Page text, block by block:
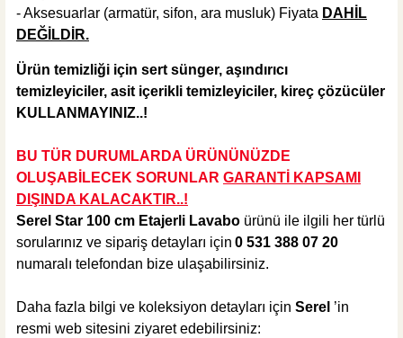
- Aksesuarlar (armatür, sifon, ara musluk) Fiyata DAHİL
DEĞİLDİR.
Ürün temizliği için sert sünger, aşındırıcı
temizleyiciler, asit içerikli temizleyiciler, kireç çözücüler
KULLANMAYINIZ..!
BU TÜR DURUMLARDA ÜRÜNÜNÜZDE
OLUŞABİLECEK SORUNLAR GARANTİ KAPSAMI
DIŞINDA KALACAKTIR..!
Serel Star 100 cm Etajerli Lavabo ürünü ile ilgili her türlü
sorularınız ve sipariş detayları için 0 531 388 07 20
numaralı telefondan bize ulaşabilirsiniz.
Daha fazla bilgi ve koleksiyon detayları için Serel ’in
resmi web sitesini ziyaret edebilirsiniz: